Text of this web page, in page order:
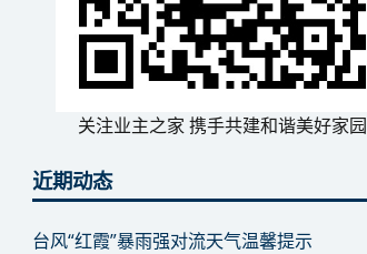
关注业主之家 携手共建和谐美好家园
近期动态
台风“红霞”暴雨强对流天气温馨提示